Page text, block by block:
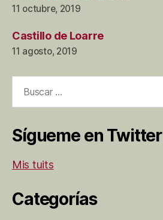
11 octubre, 2019
Castillo de Loarre
11 agosto, 2019
Sígueme en Twitter
Mis tuits
Categorías